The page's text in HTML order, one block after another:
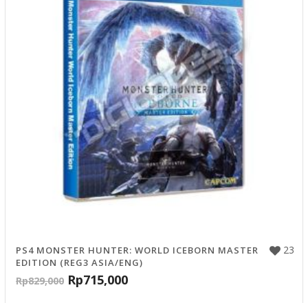
23
PS4 MONSTER HUNTER: WORLD ICEBORN MASTER
EDITION (REG3 ASIA/ENG)
Rp829,000 Rp715,000